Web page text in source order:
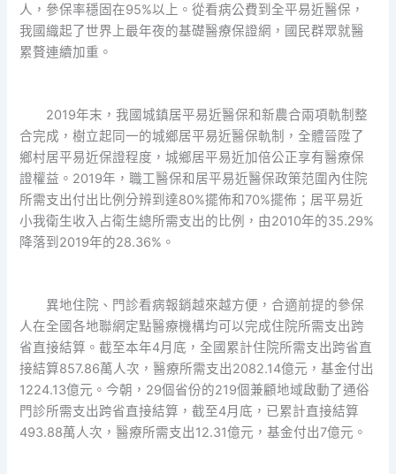
人，參保率穩固在95%以上。從看病公費到全平易近醫保，
我國織起了世界上最年夜的基礎醫療保證網，國民群眾就醫
累贅連續加重。
2019年末，我國城鎮居平易近醫保和新農合兩項軌制整
合完成，樹立起同一的城鄉居平易近醫保軌制，全體晉陞了
鄉村居平易近保證程度，城鄉居平易近加倍公正享有醫療保
證權益。2019年，職工醫保和居平易近醫保政策范圍內住院
所需支出付出比例分辨到達80%擺佈和70%擺佈；居平易近
小我衛生收入占衛生總所需支出的比例，由2010年的35.29%
降落到2019年的28.36%。
異地住院、門診看病報銷越來越方便，合適前提的參保
人在全國各地聯網定點醫療機構均可以完成住院所需支出跨
省直接結算。截至本年4月底，全國累計住院所需支出跨省直
接結算857.86萬人次，醫療所需支出2082.14億元，基金付出
1224.13億元。今朝，29個省份的219個兼顧地域啟動了通俗
門診所需支出跨省直接結算，截至4月底，已累計直接結算
493.88萬人次，醫療所需支出12.31億元，基金付出7億元。